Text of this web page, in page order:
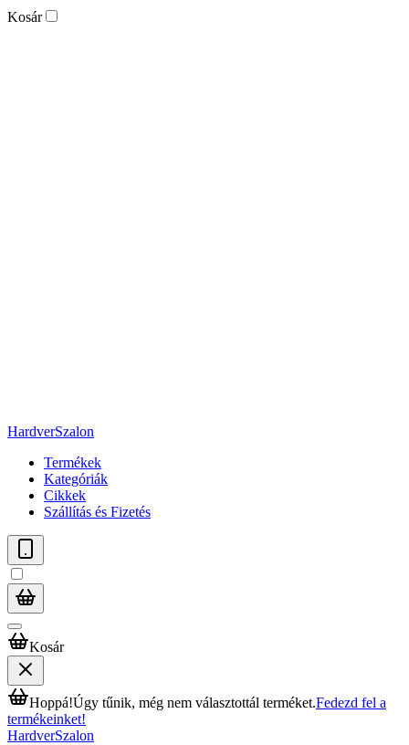
Kosár
HardverSzalon
Termékek
Kategóriák
Cikkek
Szállítás és Fizetés
Kosár
Hoppá!Úgy tűnik, még nem választottál terméket.Fedezd fel a
termékeinket!
HardverSzalon